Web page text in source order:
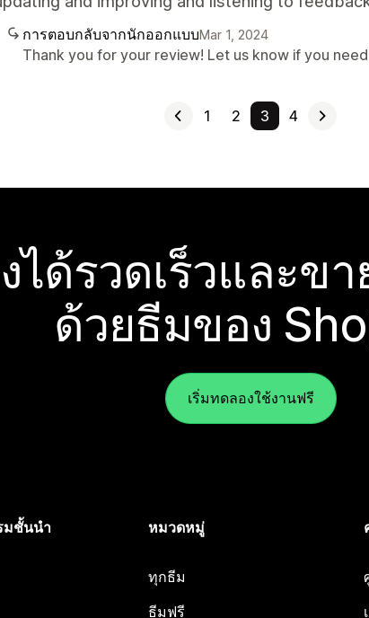
การตอบกลับจากนักออกแบบMar 1, 2024
Thank you for your review! Let us know if you
1 2 3 4
ได้รวดเร็วและข
ด้วยธีมของ
เริ่มทดลองใช้งานฟรี
มชั้นนำ หมวดหมู่
ทุกธีม
ธีมฟรี